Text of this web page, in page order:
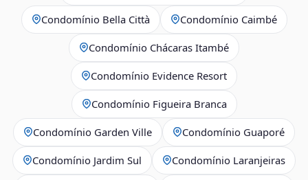
Condomínio Bella Città Condomínio Caimbé
Condomínio Chácaras Itambé
Condomínio Evidence Resort
Condomínio Figueira Branca
Condomínio Garden Ville Condomínio Guaporé
Condomínio Jardim Sul Condomínio Laranjeiras